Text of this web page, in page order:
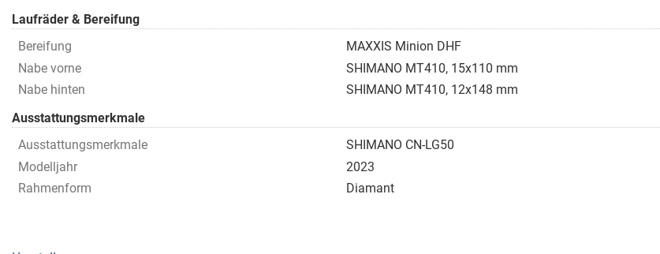
Laufräder & Bereifung
Bereifung
MAXXIS Minion DHF
Nabe vorne
SHIMANO MT410, 15x110 mm
Nabe hinten
SHIMANO MT410, 12x148 mm
Ausstattungsmerkmale
Ausstattungsmerkmale
SHIMANO CN-LG50
Modelljahr
2023
Rahmenform
Diamant